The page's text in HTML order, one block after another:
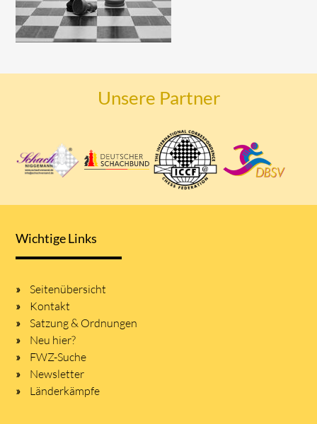
Unsere Partner
Wichtige Links
Seitenübersicht
Kontakt
Satzung & Ordnungen
Neu hier?
FWZ-Suche
Newsletter
Länderkämpfe